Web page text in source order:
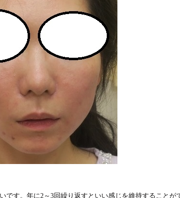
です。年に2～3回繰り返すといい感じを維持することが